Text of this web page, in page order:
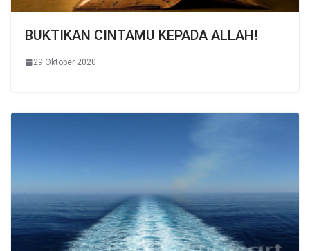
BUKTIKAN CINTAMU KEPADA ALLAH!
29 Oktober 2020